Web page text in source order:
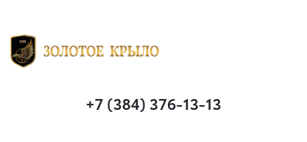
+7 (384) 376-13-13